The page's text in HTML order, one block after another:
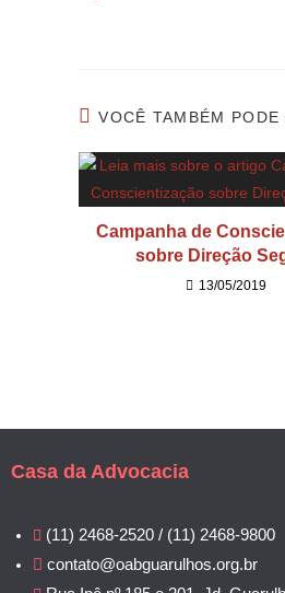
VOCÊ TAMBÉM PODE
Campanha de
sobre Direção
13/05/2019
Casa da Advocacia
(11) 2468-2520 / (11) 2468-9800
contato@oabguarulhos.org.br